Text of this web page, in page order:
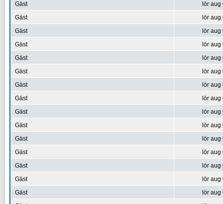
Gäst
lör
Gäst
lör
Gäst
lör
Gäst
lör
Gäst
lör
Gäst
lör
Gäst
lör
Gäst
lör
Gäst
lör
Gäst
lör
Gäst
lör
Gäst
lör
Gäst
lör
Gäst
lör
Gäst
lör